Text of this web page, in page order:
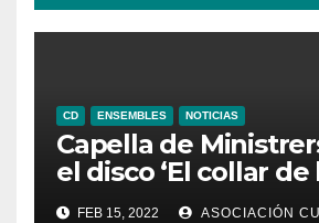
CD ENSEMBLES NOTICIAS
Capella de
el disco ‘El collar de
paloma’
FEB 15, 2022 ASOCIACIÓN